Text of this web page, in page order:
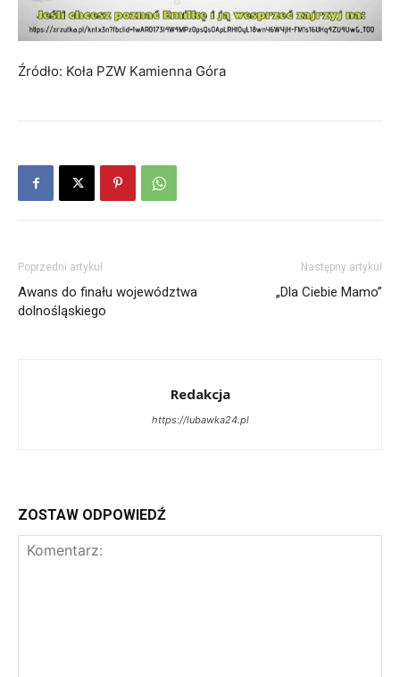
Źródło: Koła PZW Kamienna Góra
Poprzedni artykuł
Awans do finału województwa
dolnośląskiego
Następny artykuł
„Dla Ciebie Mamo”
Redakcja
https://lubawka24.pl
ZOSTAW ODPOWIEDŹ